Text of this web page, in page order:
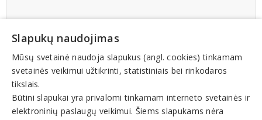
Slapukų naudojimas
Mūsų svetainė naudoja slapukus (angl. cookies) tinkamam
svetainės veikimui užtikrinti, statistiniais bei rinkodaros
tikslais.
Būtini slapukai yra privalomi tinkamam interneto svetainės ir
elektroninių paslaugų veikimui. Šiems slapukams nėra